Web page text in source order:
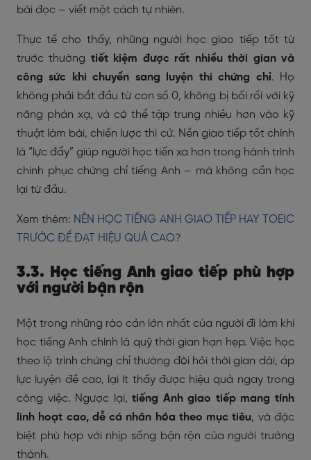
bài đọc – viết một cách tự nhiên.
Thực tế cho thấy, những người học giao tiếp tốt từ
trước thường tiết kiệm được rất nhiều thời gian và
công sức khi chuyển sang luyện thi chứng chỉ. Họ
không phải bắt đầu từ con số 0, không bị bối rối với kỹ
năng phản xạ, và có thể tập trung nhiều hơn vào kỹ
thuật làm bài, chiến lược thi cử. Nền giao tiếp tốt chính
là “lực đẩy” giúp người học tiến xa hơn trong hành trình
chinh phục chứng chỉ tiếng Anh – mà không cần học
lại từ đầu.
Xem thêm: NÊN HỌC TIẾNG ANH GIAO TIẾP HAY TOEIC
TRƯỚC ĐỂ ĐẠT HIỆU QUẢ CAO?
3.3. Học tiếng Anh giao tiếp phù hợp
với người bận rộn
Một trong những rào cản lớn nhất của người đi làm khi
học tiếng Anh chính là quỹ thời gian hạn hẹp. Việc học
theo lộ trình chứng chỉ thường đòi hỏi thời gian dài, áp
lực luyện đề cao, lại ít thấy được hiệu quả ngay trong
công việc. Ngược lại,tiếng Anh giao tiếp mang tính
linh hoạt cao, dễ cá nhân hóa theo mục tiêu, và đặc
biệt phù hợp với nhịp sống bận rộn của người trưởng
thành.